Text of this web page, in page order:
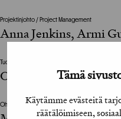
Tämä
Käytämme evästeitä
räätälöimiseen,
Projektinjohto / Project Management
Anna Jenkins, Armi
Tuotantoyhtiö / Production House
Otto Production
Ohjaaja / Director